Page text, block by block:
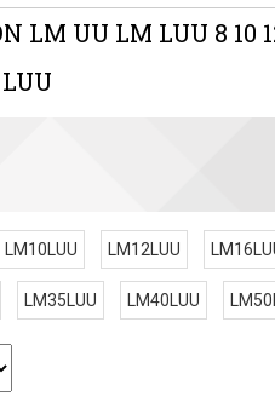
LM UU LM LUU 8 10
LM10LUU LM12LUU
LM35LUU LM40LUU